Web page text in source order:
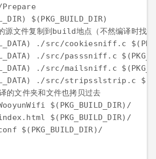
$(PKG_BUILD_DIR)
文件复制到build地点（不然编译时找不
./src/cookiesniff.c
./src/passsniff.c
./src/mailsniff.c
./src/stripsslstrip.c
的文件夹和文件也拷贝过去
$(PKG_BUILD_DIR)/
$(PKG_BUILD_DIR)/
$(PKG_BUILD_DIR)/